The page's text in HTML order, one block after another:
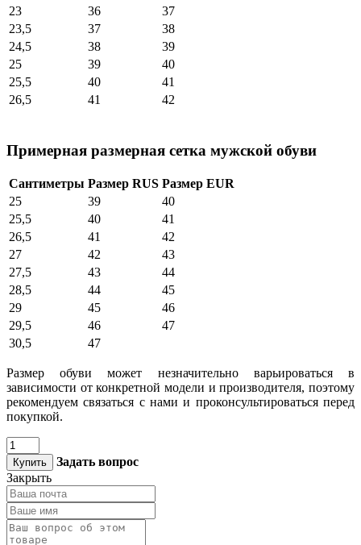
23
36
37
23,5
37
38
24,5
38
39
25
39
40
25,5
40
41
26,5
41 42
Примерная размерная сетка мужской обуви
Сантиметры Размер RUS Размер EUR
25
39
40
25,5
40
41
26,5
41
42
27
42
43
27,5
43
44
28,5
44
45
29
45
46
29,5
46
47
30,5
47
Размер обуви может незначительно варьироваться в
зависимости от конкретной модели и производителя, поэтому
рекомендуем связаться с нами и проконсультироваться перед
покупкой.
Купить
Задать вопрос
Закрыть